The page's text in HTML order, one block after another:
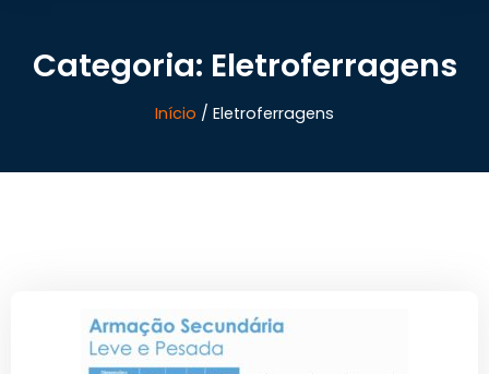
Categoria: Eletroferragens
Início / Eletroferragens